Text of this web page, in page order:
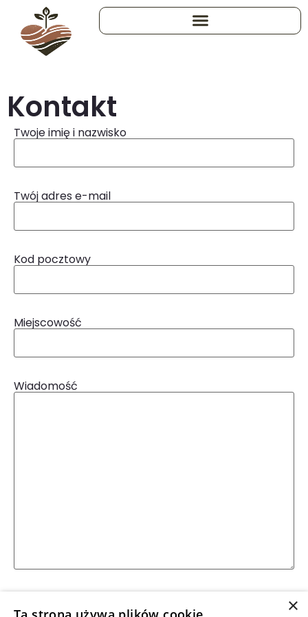
Kontakt
Twoje imię i nazwisko
Twój adres e-mail
Kod pocztowy
Miejscowość
Wiadomość
przekazanych przeze mnie danych osobowych ×